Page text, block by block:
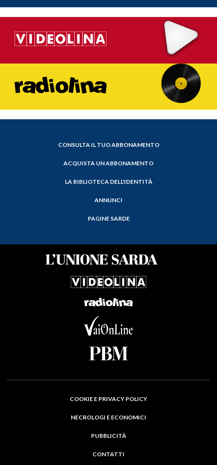
CONSULTA IL TUO ABBONAMENTO
ACQUISTA UN ABBONAMENTO
LA BIBLIOTECA DELL'IDENTITÀ
ANNUNCI
PAGINE SARDE
COOKIE E PRIVACY POLICY
NECROLOGI E ECONOMICI
PUBBLICITÀ
CONTATTI